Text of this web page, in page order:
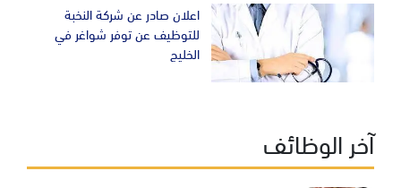
اعلان صادر عن شركة النخبة
للتوظيف عن توفر شواغر في
الخليج
آخر الوظائف